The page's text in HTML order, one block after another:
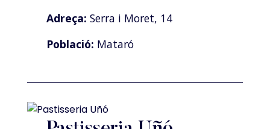
Adreça: Serra i Moret, 14
Població: Mataró